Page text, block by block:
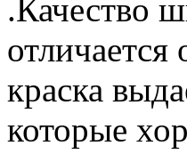
.Качество
отличается
краска
которые